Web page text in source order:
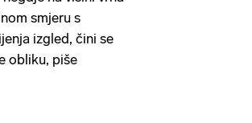
smjeru s
izgled, čini se
obliku, piše